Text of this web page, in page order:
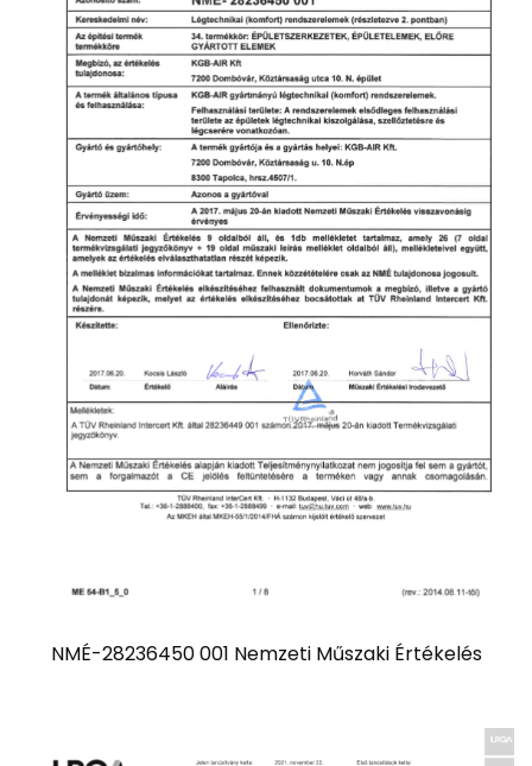
NMÉ-28236450 001 Nemzeti Műszaki Értékelés